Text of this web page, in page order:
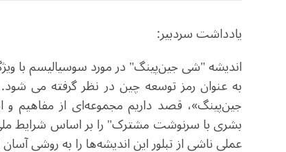
یادداشت سردبیر:
اندیشه "شی جین‌پینگ" در مورد سوسیالیسم با
به عنوان رمز توسعه چین در نظر گرفته می
جین‌پینگ»، قصد داریم مجموعه‌ای از مفاهیم و
بشری با سرنوشت مشترک" را بر اساس شرایط
عملی ناشی از تبلور این اندیشه‌ها را به روشی